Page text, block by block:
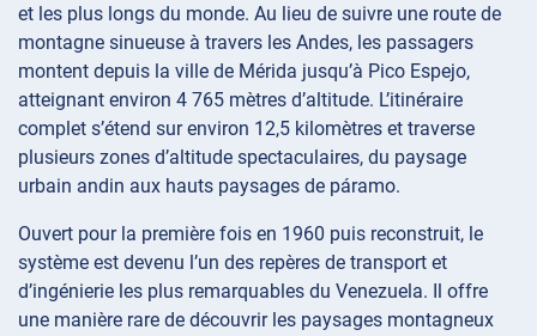
et les plus longs du monde. Au lieu de suivre une route de
montagne sinueuse à travers les Andes, les passagers
montent depuis la ville de Mérida jusqu’à Pico Espejo,
atteignant environ 4 765 mètres d’altitude. L’itinéraire
complet s’étend sur environ 12,5 kilomètres et traverse
plusieurs zones d’altitude spectaculaires, du paysage
urbain andin aux hauts paysages de páramo.
Ouvert pour la première fois en 1960 puis reconstruit, le
système est devenu l’un des repères de transport et
d’ingénierie les plus remarquables du Venezuela. Il offre
une manière rare de découvrir les paysages montagneux